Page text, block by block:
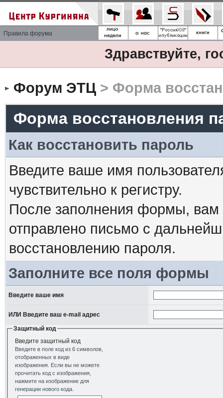
Правила форума
Здравствуйте,
Форум ЭТЦ> Форма
Форма восстановления
Как восстановить пароль
Введите ваше имя
чувствительно к регистру.
После заполнения формы, вам
отправлено письмо с
восстановлению пароля.
Заполните все поля формы
Введите ваше имя
ИЛИ Введите ваш e-mail адрес
Защитный код
Введите защитный код
Введите в поле код из 6 символов,
отображенных в виде
изображения. Если вы не можете
прочитать код с изображения,
нажмите на изображение для
генерации нового кода.